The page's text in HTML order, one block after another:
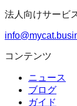
法人向けサービ
コンテンツ
ニュース
ブログ
ガイド